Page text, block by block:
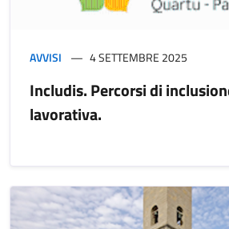
AVVISI 4 SETTEMBRE 2025
Includis. Percorsi di
lavorativa.